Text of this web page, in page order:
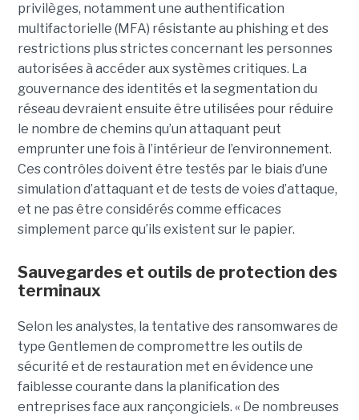
privilèges, notamment une authentification
multifactorielle (MFA) résistante au phishing et des
restrictions plus strictes concernant les personnes
autorisées à accéder aux systèmes critiques. La
gouvernance des identités et la segmentation du
réseau devraient ensuite être utilisées pour réduire
le nombre de chemins qu’un attaquant peut
emprunter une fois à l’intérieur de l’environnement.
Ces contrôles doivent être testés par le biais d’une
simulation d’attaquant et de tests de voies d’attaque,
et ne pas être considérés comme efficaces
simplement parce qu’ils existent sur le papier.
Sauvegardes et outils de protection des
terminaux
Selon les analystes, la tentative des ransomwares de
type Gentlemen de compromettre les outils de
sécurité et de restauration met en évidence une
faiblesse courante dans la planification des
entreprises face aux rançongiciels. « De nombreuses